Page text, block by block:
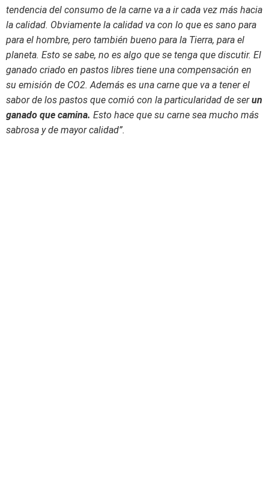
tendencia del consumo de la carne va a ir cada vez más hacia
la calidad. Obviamente la calidad va con lo que es sano para
para el hombre, pero también bueno para la Tierra, para el
planeta. Esto se sabe, no es algo que se tenga que discutir. El
ganado criado en pastos libres tiene una compensación en
su emisión de CO2. Además es una carne que va a tener el
sabor de los pastos que comió con la particularidad de serun
ganado que camina. Esto hace que su carne sea mucho más
sabrosa y de mayor calidad”.